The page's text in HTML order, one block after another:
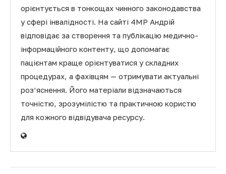
орієнтується в тонкощах чинного законодавства
у сфері інвалідності. На сайті 4MP Андрій
відповідає за створення та публікацію медично-
інформаційного контенту, що допомагає
пацієнтам краще орієнтуватися у складних
процедурах, а фахівцям — отримувати актуальні
роз’яснення. Його матеріали відзначаються
точністю, зрозумілістю та практичною користю
для кожного відвідувача ресурсу.